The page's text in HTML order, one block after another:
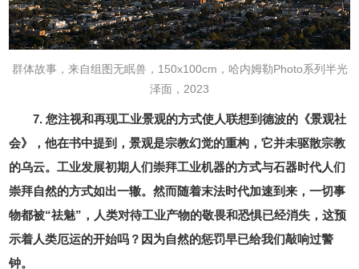
群体故事，来自组图无眠兽，150x100cm，哈内姆勒Photo系列半光
泽面，2023
7. 您注视和再现工业景观的方式使人联想到德波的《景观社
会》，他在书中提到，景观是宗教幻觉的重构，它并未驱散宗教
的乌云。工业发展初期人们崇拜工业机器的方式与石器时代人们
崇拜自然的方式如出一辙。然而随着末法时代加速到来，一切事
物都被“祛魅”，人类对待工业产物的敬畏和恐惧已经消失，这预
示着人类厄运的开始吗？因为自然的惩罚早已给我们敲响过警
钟。